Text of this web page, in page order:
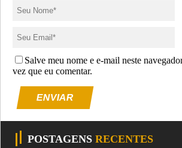
Salve meu nome e e-mail neste
vez que eu comentar.
ENVIAR
POSTAGENS RECENTES